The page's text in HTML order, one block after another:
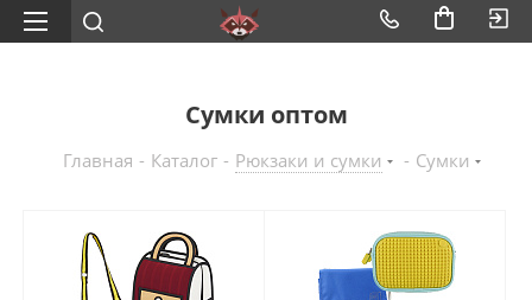
Сумки оптом
Главная - Каталог - Рюкзаки и сумки - Сумки